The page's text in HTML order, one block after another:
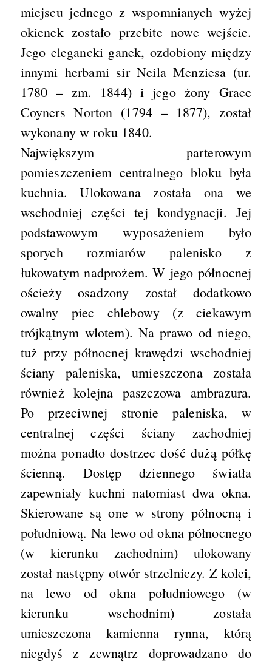
miejscu jednego z wspomnianych wyżej
okienek zostało przebite nowe wejście.
Jego elegancki ganek, ozdobiony między
innymi herbami sir Neila Menziesa (ur.
1780 – zm. 1844) i jego żony Grace
Coyners Norton (1794 – 1877), został
wykonany w roku 1840.
Największym parterowym
pomieszczeniem centralnego bloku była
kuchnia. Ulokowana została ona we
wschodniej części tej kondygnacji. Jej
podstawowym wyposażeniem było
sporych rozmiarów palenisko z
łukowatym nadprożem. W jego północnej
ościeży osadzony został dodatkowo
owalny piec chlebowy (z ciekawym
trójkątnym wlotem). Na prawo od niego,
tuż przy północnej krawędzi wschodniej
ściany paleniska, umieszczona została
również kolejna paszczowa ambrazura.
Po przeciwnej stronie paleniska, w
centralnej części ściany zachodniej
można ponadto dostrzec dość dużą półkę
ścienną. Dostęp dziennego światła
zapewniały kuchni natomiast dwa okna.
Skierowane są one w strony północną i
południową. Na lewo od okna północnego
(w kierunku zachodnim) ulokowany
został następny otwór strzelniczy. Z kolei,
na lewo od okna południowego (w
kierunku wschodnim) została
umieszczona kamienna rynna, którą
niegdyś z zewnątrz doprowadzano do